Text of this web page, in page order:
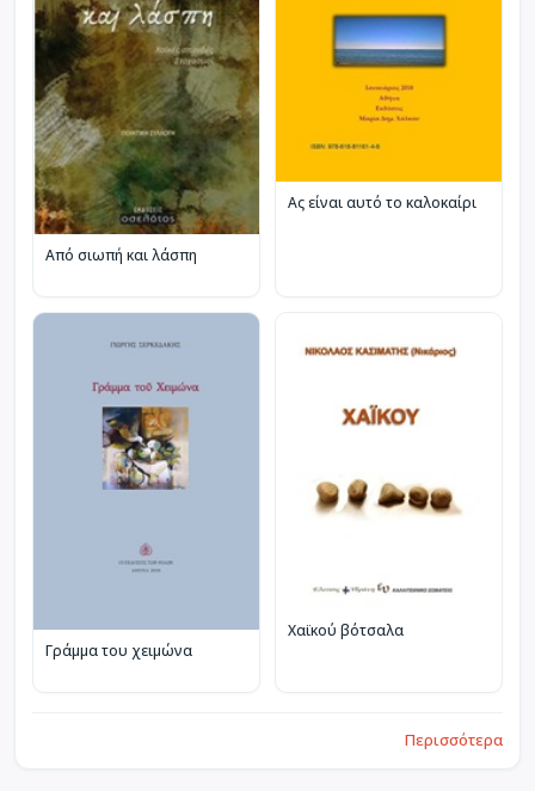
Από σιωπή και λάσπη
Ας είναι αυτό το καλοκαίρι
Γράμμα του χειμώνα
Χαϊκού βότσαλα
Περισσότερα